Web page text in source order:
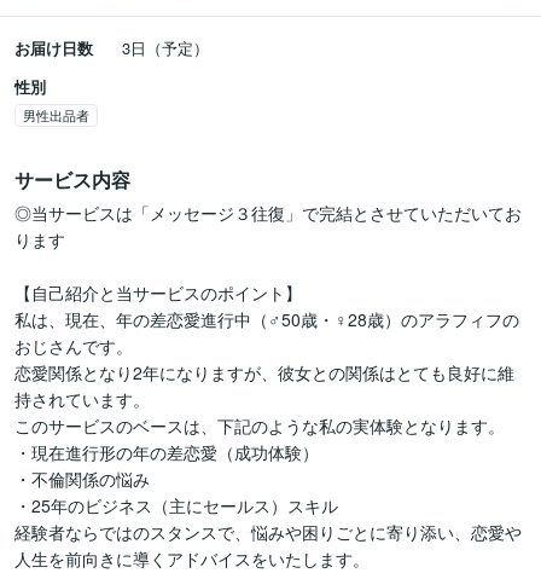
お届け日数
3日（予定）
性別
男性出品者
サービス内容
◎当サービスは「メッセージ３往復」で完結とさせていただいてお
ります
【自己紹介と当サービスのポイント】
私は、現在、年の差恋愛進行中（♂50歳・♀28歳）のアラフィフの
おじさんです。
恋愛関係となり2年になりますが、彼女との関係はとても良好に維
持されています。
このサービスのベースは、下記のような私の実体験となります。
・現在進行形の年の差恋愛（成功体験）
・不倫関係の悩み
・25年のビジネス（主にセールス）スキル
経験者ならではのスタンスで、悩みや困りごとに寄り添い、恋愛や
人生を前向きに導くアドバイスをいたします。